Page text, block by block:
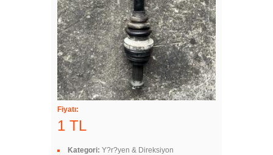
Fiyatı:
1 TL
Kategori: Y?r?yen & Direksiyon